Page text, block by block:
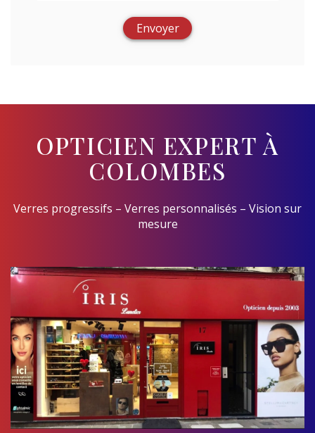
Envoyer
OPTICIEN EXPERT À
COLOMBES
Verres progressifs – Verres personnalisés – Vision sur
mesure